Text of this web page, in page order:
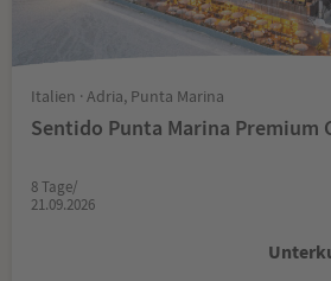
Italien · Adria, Punta Marina
Sentido Punta Marina Premium
8 Tage/
21.09.2026